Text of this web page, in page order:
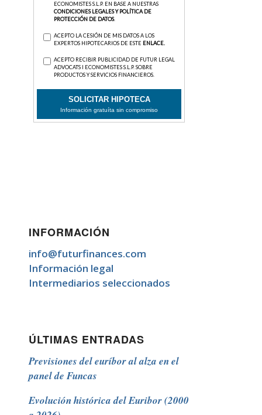
INFORMACIÓN
info@futurfinances.com
Información legal
Intermediarios seleccionados
ÚLTIMAS ENTRADAS
Previsiones del euríbor al alza en el
panel de Funcas
Evolución histórica del Euribor (2000